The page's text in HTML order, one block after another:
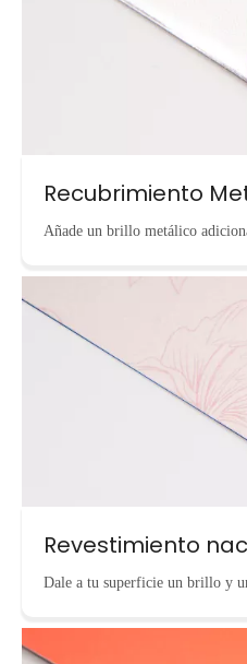
Recubrimiento
Añade un brillo metálico
Revestimiento
Dale a tu superficie un brillo y